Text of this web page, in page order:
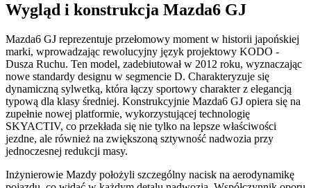
Wygląd i konstrukcja Mazda6 GJ
Mazda6 GJ reprezentuje przełomowy moment w historii japońskiej
marki, wprowadzając rewolucyjny język projektowy KODO -
Dusza Ruchu. Ten model, zadebiutował w 2012 roku, wyznaczając
nowe standardy designu w segmencie D. Charakteryzuje się
dynamiczną sylwetką, która łączy sportowy charakter z elegancją
typową dla klasy średniej. Konstrukcyjnie Mazda6 GJ opiera się na
zupełnie nowej platformie, wykorzystującej technologię
SKYACTIV, co przekłada się nie tylko na lepsze właściwości
jezdne, ale również na zwiększoną sztywność nadwozia przy
jednoczesnej redukcji masy.
Inżynierowie Mazdy położyli szczególny nacisk na aerodynamikę